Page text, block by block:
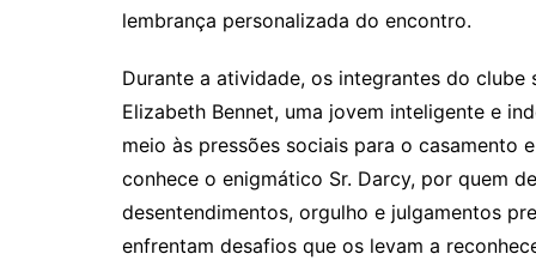
lembrança personalizada do encontro.
Durante a atividade, os integrantes do
Elizabeth Bennet, uma jovem inteligente e
meio às pressões sociais para o casamento
conhece o enigmático Sr. Darcy, por quem
desentendimentos, orgulho e julgamentos
enfrentam desafios que os levam a